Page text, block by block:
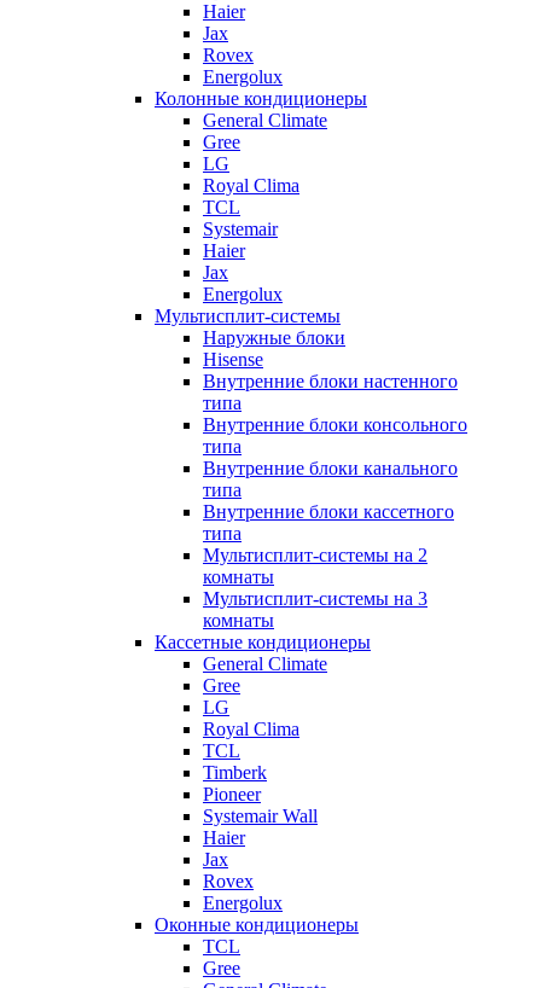
Haier
Jax
Rovex
Energolux
Колонные кондиционеры
General Climate
Gree
LG
Royal Clima
TCL
Systemair
Haier
Jax
Energolux
Мультисплит-системы
Наружные блоки
Hisense
Внутренние блоки настенного
типа
Внутренние блоки консольного
типа
Внутренние блоки канального
типа
Внутренние блоки кассетного
типа
Мультисплит-системы на 2
комнаты
Мультисплит-системы на 3
комнаты
Кассетные кондиционеры
General Climate
Gree
LG
Royal Clima
TCL
Timberk
Pioneer
Systemair Wall
Haier
Jax
Rovex
Energolux
Оконные кондиционеры
TCL
Gree